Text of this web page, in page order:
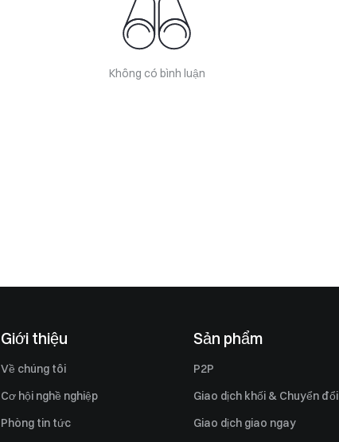
Không có bình luận
Giới thiệu
Về chúng tôi
Cơ hội nghề nghiệp
Phòng tin tức
Sản phẩm
P2P
Giao dịch khối & Chuyển đổi
Giao dịch giao ngay